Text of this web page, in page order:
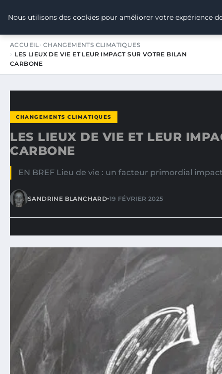
TOUR DE FRANCE POUR LE
ACCUEIL CHANGEMENTS CLIMATIQUES
LES LIEUX DE VIE ET LEUR IMPACT SUR VOTRE BILAN
CARBONE
CHANGEMENTS CLIMATIQUES
LES LIEUX DE VIE ET LEUR
CARBONE
EN BREF Lieu de vie : un facteur primordial
SANDRINE BLANCHARD•19 FÉVRIER 2025
Nous utilisons des cookies pour améliorer votre expérience